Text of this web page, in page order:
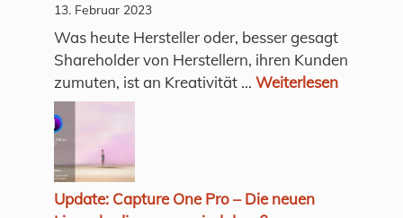
13. Februar 2023
Was heute Hersteller oder, besser gesagt
Shareholder von Herstellern, ihren Kunden
zumuten, ist an Kreativität ... Weiterlesen
Update: Capture One Pro – Die neuen